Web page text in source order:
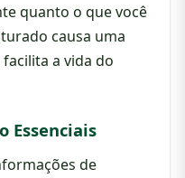
quanto o que você
causa uma
a vida do
Essenciais
de